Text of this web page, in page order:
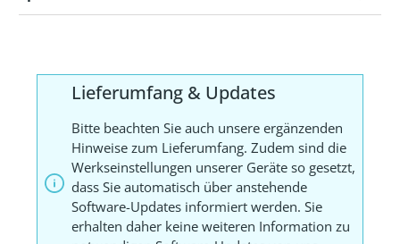
Lieferumfang & Updates
Bitte beachten Sie auch unsere ergänzenden
Hinweise zum Lieferumfang. Zudem sind die
Werkseinstellungen unserer Geräte so gesetzt,
dass Sie automatisch über anstehende
Software-Updates informiert werden. Sie
erhalten daher keine weiteren Information zu